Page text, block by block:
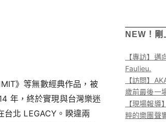
》等無數經典作品，被
年，終於實現與台灣樂迷
台北 LEGACY。睽違兩
NEW！剛
【專訪】
Faulieu.
【訪問】
歲前最後一
【現場報
粹的樂團聲